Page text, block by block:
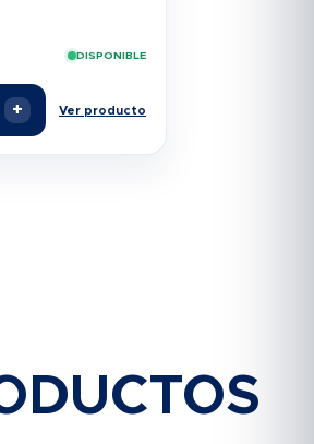
DISPONIBLE
+ Ver producto